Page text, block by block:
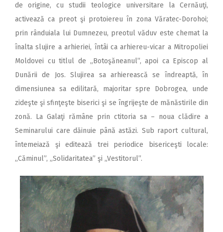
de origine, cu studii teologice universitare la Cernăuţi,
activează ca preot şi protoiereu în zona Văratec-Dorohoi;
prin rânduiala lui Dumnezeu, preotul văduv este chemat la
înalta slujire a arhieriei, întâi ca arhiereu-vicar a Mitropoliei
Moldovei cu titlul de „Botoşăneanul”, apoi ca Episcop al
Dunării de Jos. Slujirea sa arhierească se îndreaptă, în
dimensiunea sa edilitară, majoritar spre Dobrogea, unde
zideşte şi sfinţeşte biserici şi se îngrijeşte de mănăstirile din
zonă. La Galaţi rămâne prin ctitoria sa – noua clădire a
Seminarului care dăinuie până astăzi. Sub raport cultural,
întemeiază şi editează trei periodice bisericeşti locale:
„Căminul”, „Solidaritatea” şi „Vestitorul”.